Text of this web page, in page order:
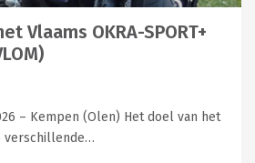
Vlaams OKRA-SPORT+
– Kempen (Olen) Het doel van het
verschillende…